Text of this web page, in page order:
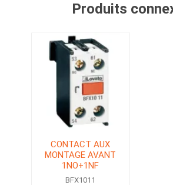
Produits
CONTACT AUX
MONTAGE AVANT
1NO+1NF
BFX1011